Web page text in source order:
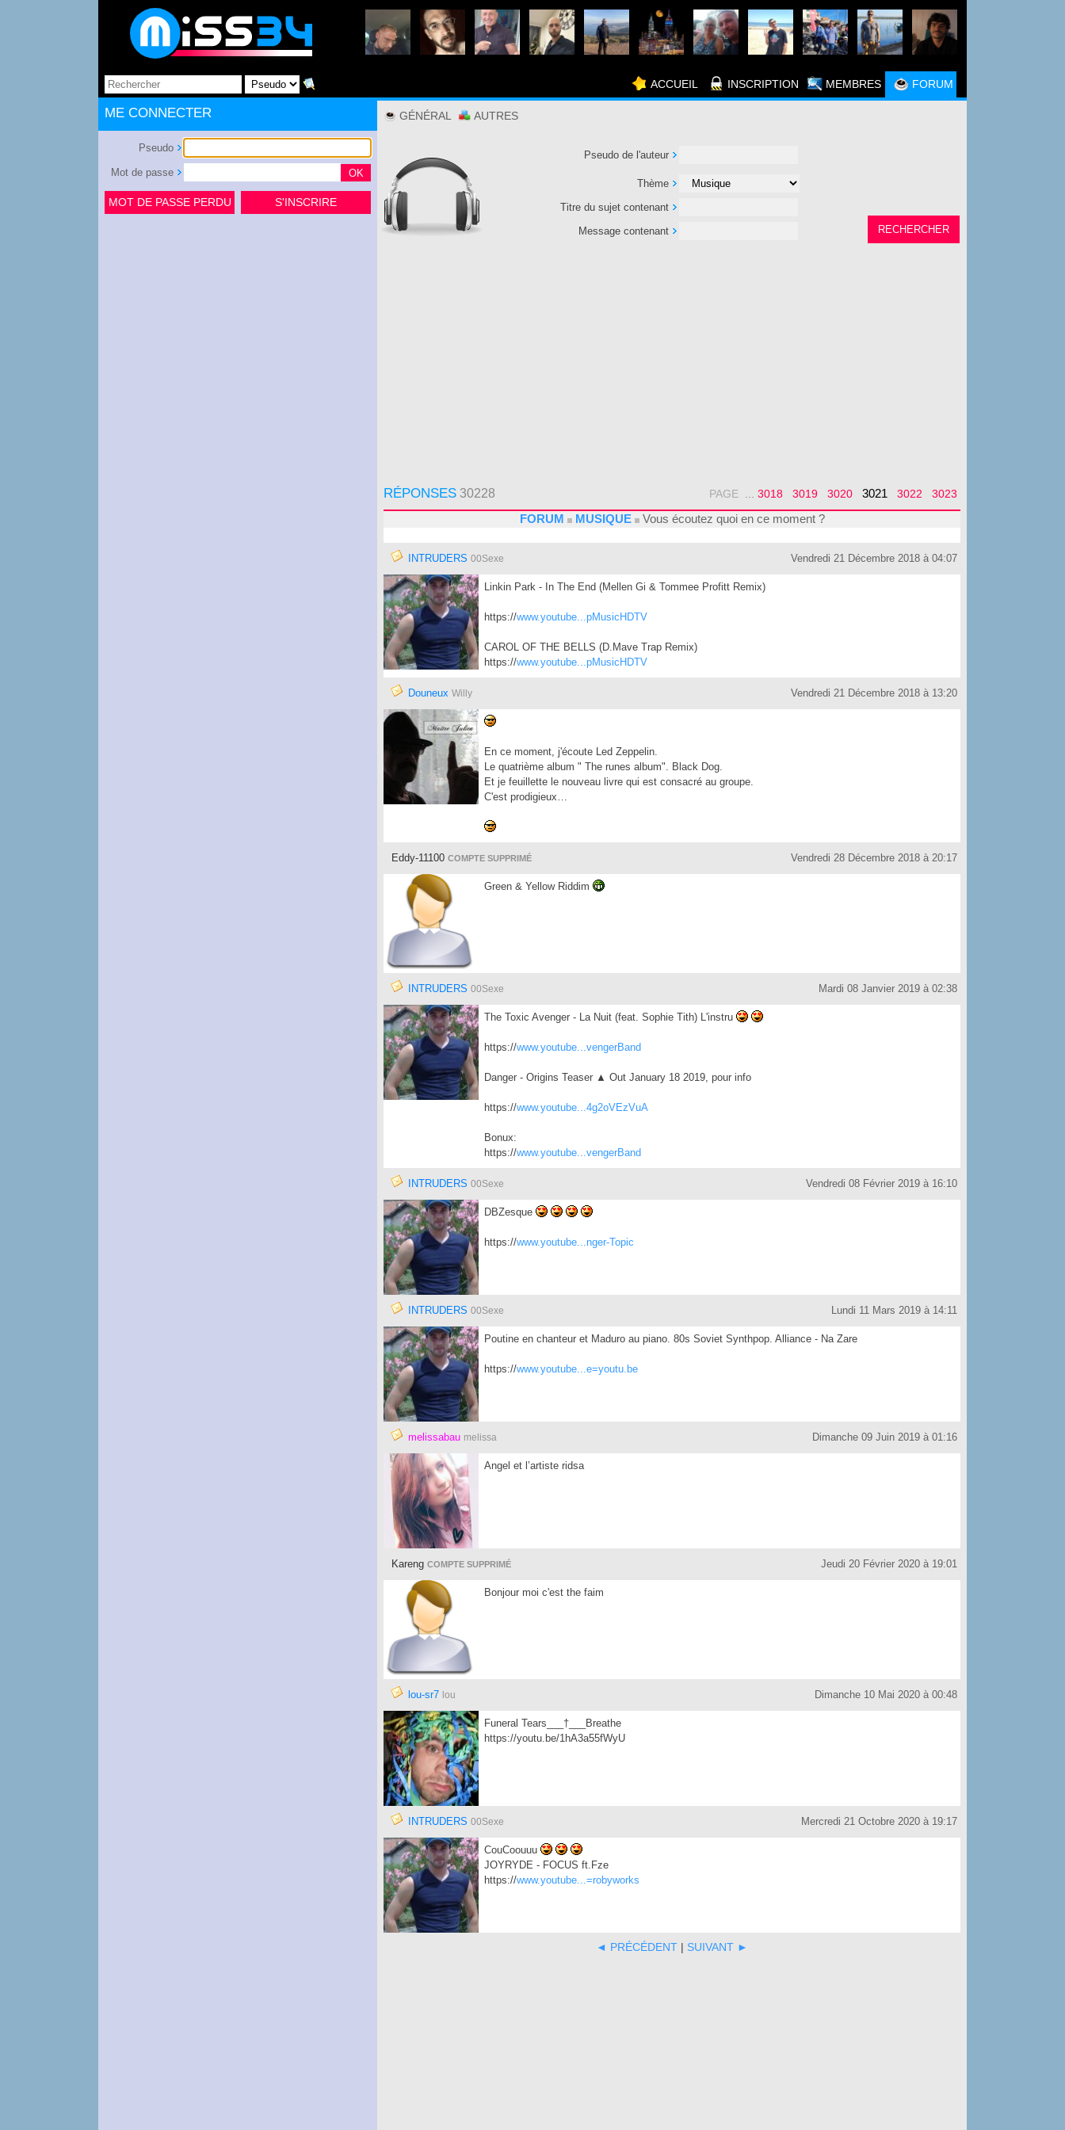
ACCUEIL INSCRIPTION MEMBRES FORUM
ME CONNECTER
Pseudo
Mot de passe
MOT DE PASSE PERDU S'INSCRIRE
GÉNÉRAL AUTRES
Pseudo de l'auteur
Thème
Titre du sujet contenant
Message contenant
RÉPONSES 30228 PAGE 3018 3019 3020 3021 3022 3023
FORUM MUSIQUE Vous écoutez quoi en ce moment ?
INTRUDERS 00Sexe Vendredi 21 Décembre 2018 à 04:07
Linkin Park - In The End (Mellen Gi & Tommee Profitt Remix)
https://www.youtube...pMusicHDTV
CAROL OF THE BELLS (D.Mave Trap Remix)
https://www.youtube...pMusicHDTV
Douneux Willy Vendredi 21 Décembre 2018 à 13:20
En ce moment, j'écoute Led Zeppelin.
Le quatrième album " The runes album". Black Dog.
Et je feuillette le nouveau livre qui est consacré au groupe.
C'est prodigieux…
Eddy-11100 COMPTE SUPPRIMÉ Vendredi 28 Décembre 2018 à 20:17
Green & Yellow Riddim
INTRUDERS 00Sexe Mardi 08 Janvier 2019 à 02:38
The Toxic Avenger - La Nuit (feat. Sophie Tith) L'instru
https://www.youtube...vengerBand
Danger - Origins Teaser ▲ Out January 18 2019, pour info
https://www.youtube...4g2oVEzVuA
Bonux:
https://www.youtube...vengerBand
INTRUDERS 00Sexe Vendredi 08 Février 2019 à 16:10
DBZesque
https://www.youtube...nger-Topic
INTRUDERS 00Sexe Lundi 11 Mars 2019 à 14:11
Poutine en chanteur et Maduro au piano. 80s Soviet Synthpop. Alliance - Na Zare
https://www.youtube...e=youtu.be
melissabau melissa Dimanche 09 Juin 2019 à 01:16
Angel et l’artiste ridsa
Kareng COMPTE SUPPRIMÉ Jeudi 20 Février 2020 à 19:01
Bonjour moi c'est the faim
lou-sr7 lou Dimanche 10 Mai 2020 à 00:48
Funeral Tears___†___Breathe
https://youtu.be/1hA3a55fWyU
INTRUDERS 00Sexe Mercredi 21 Octobre 2020 à 19:17
CouCoouuu
JOYRYDE - FOCUS ft.Fze
https://www.youtube...=robyworks
◄ PRÉCÉDENT | SUIVANT ►